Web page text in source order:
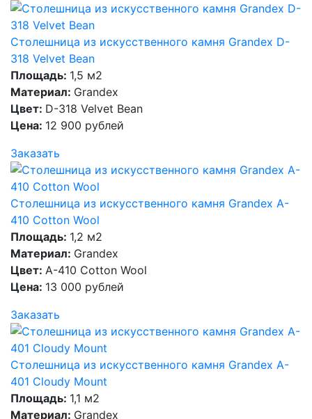
Столешница из искусственного камня Grandex D-
318 Velvet Bean
Площадь: 1,5 м2
Материал: Grandex
Цвет: D-318 Velvet Bean
Цена: 12 900 рублей
Заказать
Столешница из искусственного камня Grandex A-
410 Cotton Wool
Площадь: 1,2 м2
Материал: Grandex
Цвет: A-410 Cotton Wool
Цена: 13 000 рублей
Заказать
Столешница из искусственного камня Grandex A-
401 Cloudy Mount
Площадь: 1,1 м2
Материал: Grandex